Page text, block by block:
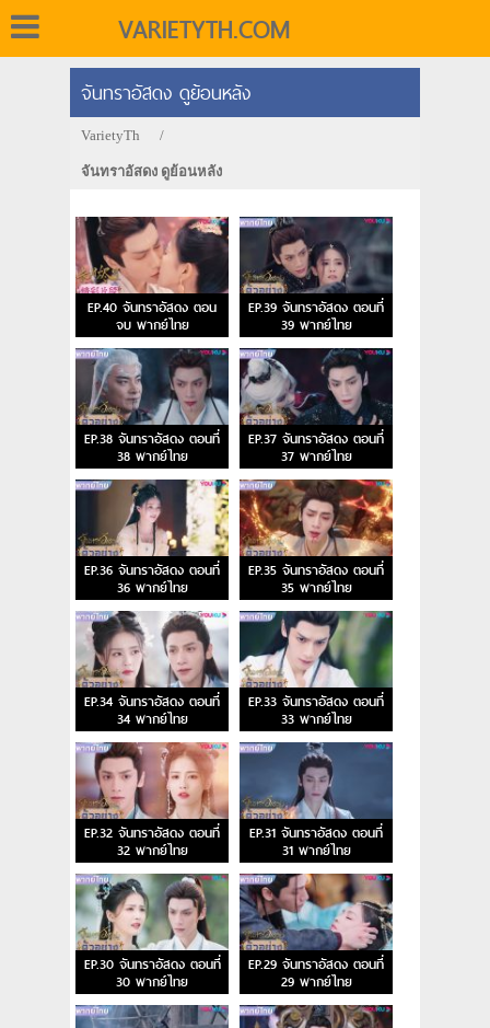
VARIETYTH.COM
จันทราอัสดง ดูย้อนหลัง
VarietyTh /
จันทราอัสดง ดูย้อนหลัง
EP.40 จันทราอัสดง ตอน
จบ พากย์ไทย
EP.39 จันทราอัสดง ตอนที่
39 พากย์ไทย
EP.38 จันทราอัสดง ตอนที่
38 พากย์ไทย
EP.37 จันทราอัสดง ตอนที่
37 พากย์ไทย
EP.36 จันทราอัสดง ตอนที่
36 พากย์ไทย
EP.35 จันทราอัสดง ตอนที่
35 พากย์ไทย
EP.34 จันทราอัสดง ตอนที่
34 พากย์ไทย
EP.33 จันทราอัสดง ตอนที่
33 พากย์ไทย
EP.32 จันทราอัสดง ตอนที่
32 พากย์ไทย
EP.31 จันทราอัสดง ตอนที่
31 พากย์ไทย
EP.30 จันทราอัสดง ตอนที่
30 พากย์ไทย
EP.29 จันทราอัสดง ตอนที่
29 พากย์ไทย